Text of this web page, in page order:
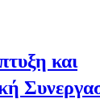
και